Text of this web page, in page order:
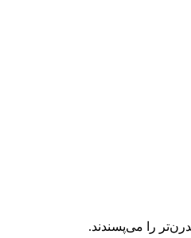
را می‌پسندند.